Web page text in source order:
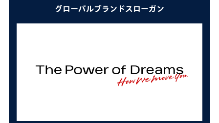
グローバルブランドスローガン